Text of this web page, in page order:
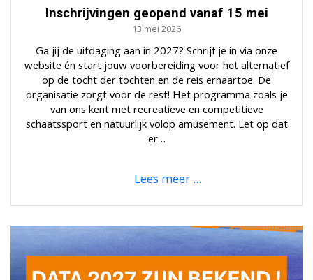
Inschrijvingen geopend vanaf 15 mei
13 mei 2026
Ga jij de uitdaging aan in 2027? Schrijf je in via onze
website én start jouw voorbereiding voor het alternatief
op de tocht der tochten en de reis ernaartoe. De
organisatie zorgt voor de rest! Het programma zoals je
van ons kent met recreatieve en competitieve
schaatssport en natuurlijk volop amusement. Let op dat
er…